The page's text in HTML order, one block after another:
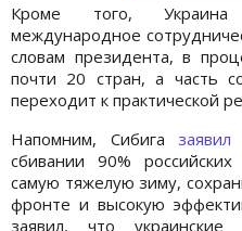
Кроме того, Украина
международное
словам президента, в
почти 20 стран, а часть
переходит к практической
Напомним, Сибигазаявил
сбивании 90%
самую тяжелую зиму,
фронте и высокую
заявил, что